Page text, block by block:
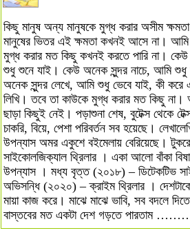
কিছু মানুষ অন্য মানুষকে মুগ্ধ করার অসীম
মানুষের ভিতর এই ক্ষমতা কখনই আসে না। আমি
মুগ্ধ করার মত কিছু কখনই করতে পারি না।
শুধু শুনে যাই। কেউ অনেক সুন্দর নাচে, আমি শুধু
অনেক সুন্দর লেখে, আমি শুধু ভেবে যাই, কী
লিখি। তবে তা কাউকে মুগ্ধ করার মত কিছু না।
ছাড়া কিছুই নেই। পড়াশুনা শেষ, বুটেক্স থেকে
চাকরি, বিয়ে, পেশা পরিবর্তন সব হয়েছে।
উপন্যাস অমর একুশে বইমেলায় বেরিয়েছে।
সাইকোলজিক্যাল থ্রিলার । একা আলো বাঁকা
উপন্যাস । মধ্য বৃত্ত (২০১৮) – ডিটেকটিভ
অভিসন্ধি (২০২০) – ক্রাইম থ্রিলার ।
মায়া কাজ করে। মাঝে মাঝে ভাবি, সব বদলে
বাস্তবের মত একটা দেশ গড়তে